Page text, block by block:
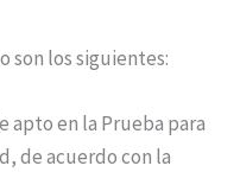
son los siguientes:
apto en la Prueba para
de acuerdo con la